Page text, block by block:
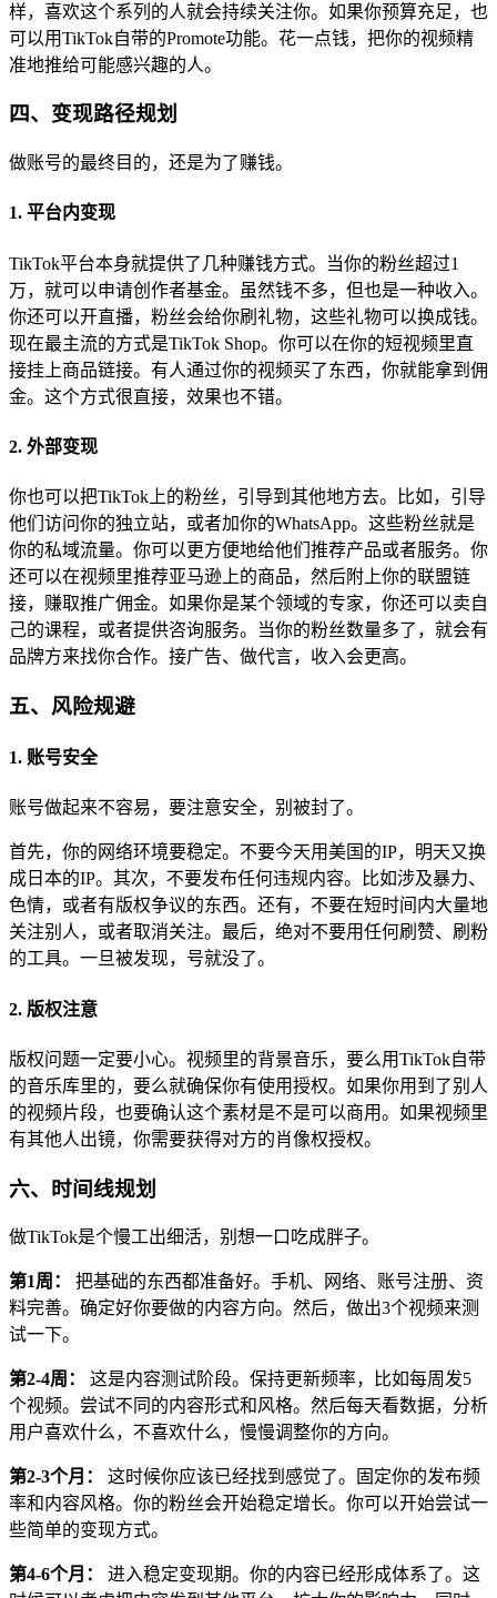
样，喜欢这个系列的人就会持续关注你。如果你预算充足，也
可以用TikTok自带的Promote功能。花一点钱，把你的视频精
准地推给可能感兴趣的人。
四、变现路径规划
做账号的最终目的，还是为了赚钱。
1. 平台内变现
TikTok平台本身就提供了几种赚钱方式。当你的粉丝超过1
万，就可以申请创作者基金。虽然钱不多，但也是一种收入。
你还可以开直播，粉丝会给你刷礼物，这些礼物可以换成钱。
现在最主流的方式是TikTok Shop。你可以在你的短视频里直
接挂上商品链接。有人通过你的视频买了东西，你就能拿到佣
金。这个方式很直接，效果也不错。
2. 外部变现
你也可以把TikTok上的粉丝，引导到其他地方去。比如，引导
他们访问你的独立站，或者加你的WhatsApp。这些粉丝就是
你的私域流量。你可以更方便地给他们推荐产品或者服务。你
还可以在视频里推荐亚马逊上的商品，然后附上你的联盟链
接，赚取推广佣金。如果你是某个领域的专家，你还可以卖自
己的课程，或者提供咨询服务。当你的粉丝数量多了，就会有
品牌方来找你合作。接广告、做代言，收入会更高。
五、风险规避
1. 账号安全
账号做起来不容易，要注意安全，别被封了。
首先，你的网络环境要稳定。不要今天用美国的IP，明天又换
成日本的IP。其次，不要发布任何违规内容。比如涉及暴力、
色情，或者有版权争议的东西。还有，不要在短时间内大量地
关注别人，或者取消关注。最后，绝对不要用任何刷赞、刷粉
的工具。一旦被发现，号就没了。
2. 版权注意
版权问题一定要小心。视频里的背景音乐，要么用TikTok自带
的音乐库里的，要么就确保你有使用授权。如果你用到了别人
的视频片段，也要确认这个素材是不是可以商用。如果视频里
有其他人出镜，你需要获得对方的肖像权授权。
六、时间线规划
做TikTok是个慢工出细活，别想一口吃成胖子。
第1周：
把基础的东西都准备好。手机、网络、账号注册、资
料完善。确定好你要做的内容方向。然后，做出3个视频来测
试一下。
第2-4周：
这是内容测试阶段。保持更新频率，比如每周发5
个视频。尝试不同的内容形式和风格。然后每天看数据，分析
用户喜欢什么，不喜欢什么，慢慢调整你的方向。
第2-3个月：
这时候你应该已经找到感觉了。固定你的发布频
率和内容风格。你的粉丝会开始稳定增长。你可以开始尝试一
些简单的变现方式。
第4-6个月：
进入稳定变现期。你的内容已经形成体系了。这